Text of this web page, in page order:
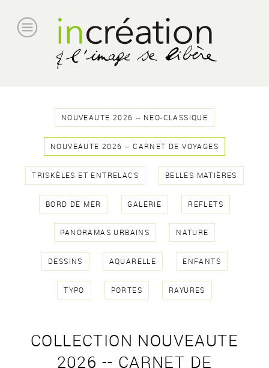
NOUVEAUTE 2026 -- NEO-CLASSIQUE
NOUVEAUTE 2026 -- CARNET DE VOYAGES
TRISKÈLES ET ENTRELACS BELLES MATIÈRES
BORD DE MER GALERIE REFLETS
PANORAMAS URBAINS NATURE
DESSINS AQUARELLE ENFANTS
TYPO PORTES RAYURES
COLLECTION NOUVEAUTE
2026 -- CARNET DE